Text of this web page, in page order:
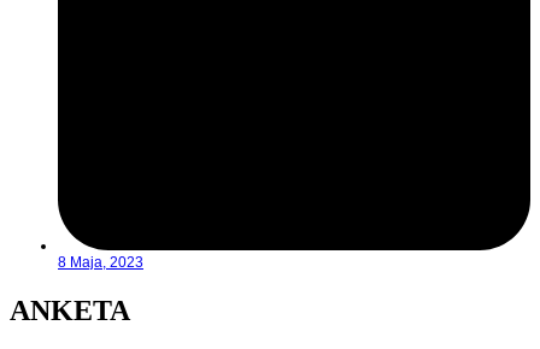
8 Maja, 2023
ANKETA